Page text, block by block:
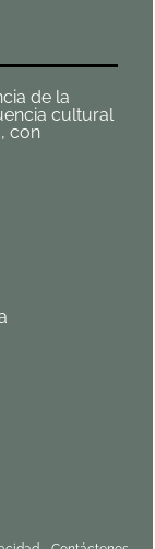
de la
cultural
con